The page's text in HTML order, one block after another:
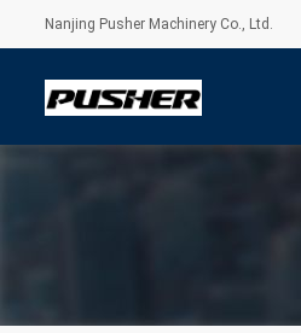
Nanjing Pusher Machinery Co., Ltd.